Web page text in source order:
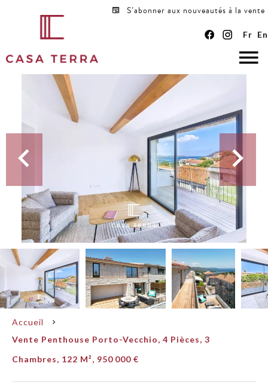
S’abonner aux nouveautés à la vente
Fr En
Accueil
Vente Penthouse Porto-Vecchio, 4 Pièces, 3
Chambres, 122 M², 950 000 €